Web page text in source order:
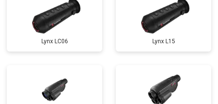
Lynx LC06 Lynx L15